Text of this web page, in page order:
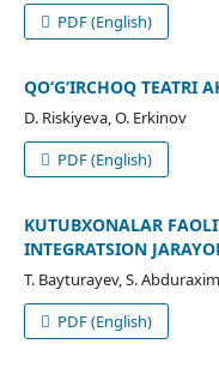
PDF (English)
QO‘G‘IRCHOQ TEATRI
D. Riskiyeva, O. Erkinov
PDF (English)
KUTUBXONALAR
INTEGRATSION
T. Bayturayev, S.
PDF (English)